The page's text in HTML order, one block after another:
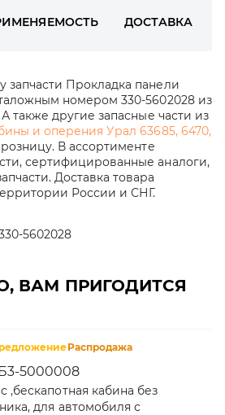
ДОСТАВКА
запчасти Прокладка панели
номером 330-5602028 из
также другие запасные части из
и оперения Урал 63685, 6470,
В ассортименте
сертифицированные аналоги,
Доставка товара
России и СНГ.
5602028
ВАМ ПРИГОДИТСЯ
Распродажа
5000008
,бескапотная кабина без
для автомобиля с